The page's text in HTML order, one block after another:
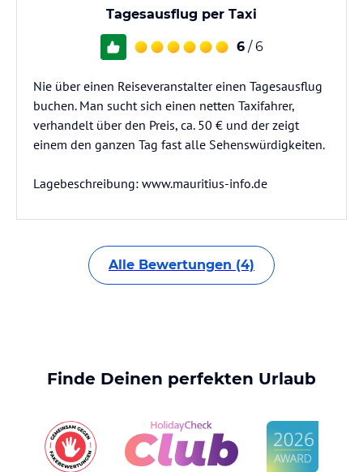
Tagesausflug per Taxi
6 / 6
Nie über einen Reiseveranstalter einen Tagesausflug
buchen. Man sucht sich einen netten Taxifahrer,
verhandelt über den Preis, ca. 50 € und der zeigt
einem den ganzen Tag fast alle Sehenswürdigkeiten.
Lagebeschreibung: www.mauritius-info.de
Alle Bewertungen (4)
Finde Deinen perfekten Urlaub